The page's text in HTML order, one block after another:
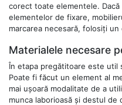
corect toate elementele.
elementelor de fixare,
marcarea necesară, folosiți
Materialele necesare
În etapa pregătitoare este util
Poate fi făcut un element al
mai ușoară modalitate de a
munca laborioasă și destul de